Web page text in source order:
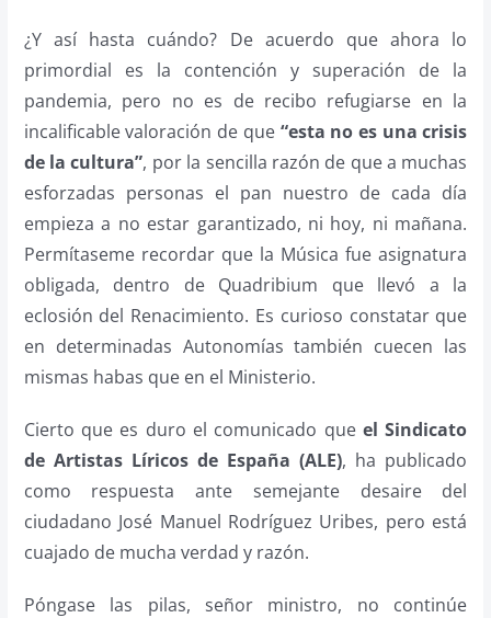
¿Y así hasta cuándo? De acuerdo que ahora lo
primordial es la contención y superación de la
pandemia, pero no es de recibo refugiarse en la
incalificable valoración de que “esta no es una crisis
de la cultura”, por la sencilla razón de que a muchas
esforzadas personas el pan nuestro de cada día
empieza a no estar garantizado, ni hoy, ni mañana.
Permítaseme recordar que la Música fue asignatura
obligada, dentro de Quadribium que llevó a la
eclosión del Renacimiento. Es curioso constatar que
en determinadas Autonomías también cuecen las
mismas habas que en el Ministerio.
Cierto que es duro el comunicado queel Sindicato
de Artistas Líricos de España (ALE), ha publicado
como respuesta ante semejante desaire del
ciudadano José Manuel Rodríguez Uribes, pero está
cuajado de mucha verdad y razón.
Póngase las pilas, señor ministro, no continúe